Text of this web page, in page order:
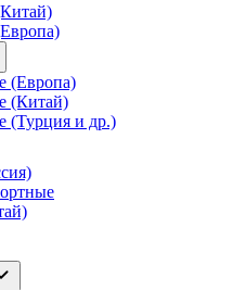
(Европа)
(Китай)
(Турция и др.)